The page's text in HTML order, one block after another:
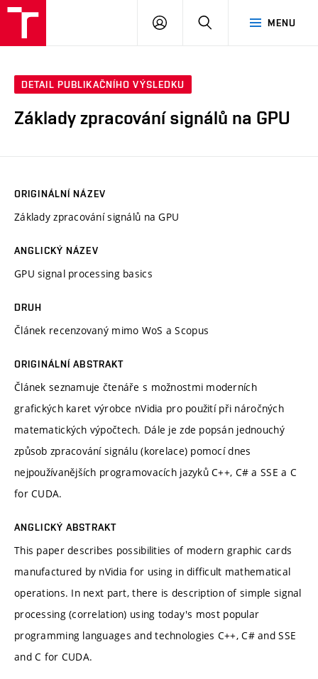
MENU
PŘIHLÁSIT
DETAIL PUBLIKAČNÍHO VÝSLEDKU
Základy zpracování signálů na GPU
ORIGINÁLNÍ NÁZEV
Základy zpracování signálů na GPU
ANGLICKÝ NÁZEV
GPU signal processing basics
DRUH
Článek recenzovaný mimo WoS a Scopus
ORIGINÁLNÍ ABSTRAKT
Článek seznamuje čtenáře s možnostmi moderních
grafických karet výrobce nVidia pro použití při náročných
matematických výpočtech. Dále je zde popsán jednouchý
způsob zpracování signálu (korelace) pomocí dnes
nejpoužívanějších programovacích jazyků C++, C# a SSE a C
for CUDA.
ANGLICKÝ ABSTRAKT
This paper describes possibilities of modern graphic cards
manufactured by nVidia for using in difficult mathematical
operations. In next part, there is description of simple signal
processing (correlation) using today's most popular
programming languages and technologies C++, C# and SSE
and C for CUDA.